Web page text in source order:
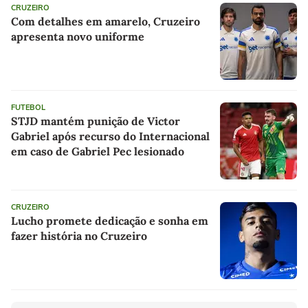
CRUZEIRO
Com detalhes em amarelo, Cruzeiro
apresenta novo uniforme
FUTEBOL
STJD mantém punição de Victor
Gabriel após recurso do Internacional
em caso de Gabriel Pec lesionado
CRUZEIRO
Lucho promete dedicação e sonha em
fazer história no Cruzeiro